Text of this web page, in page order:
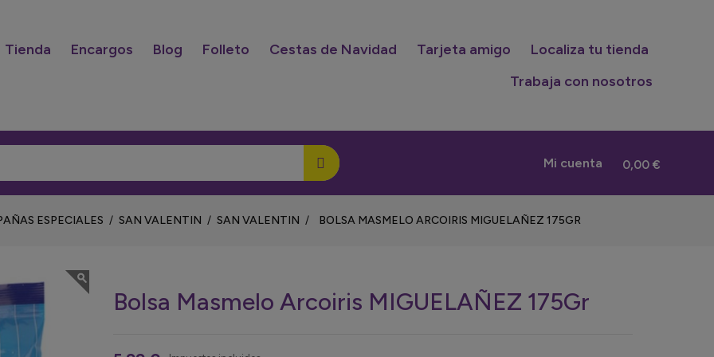
Tienda Encargos Blog Folleto Cestas de Navidad Tarjeta amigo
Localiza tu tienda
Trabaja con nosotros
Mi cuenta 0,00 €
ESPECIALES SAN VALENTIN SAN VALENTIN BOLSA MASMELO ARCOIRIS MIGUELAÑEZ 175GR
Bolsa Masmelo Arcoiris MIGUELAÑEZ 175Gr